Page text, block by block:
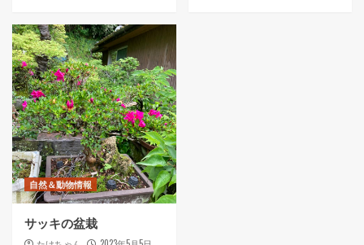
自然＆動物情報
サッキの盆栽